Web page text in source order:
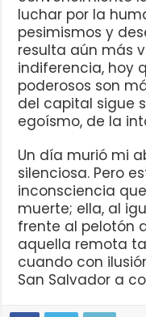
luchar por la
pesimismos y
resulta aún más
indiferencia, hoy
poderosos son
del capital sigue
egoísmo, de la
Un día murió mi
silenciosa. Pero
inconsciencia
muerte; ella, al
frente al pelotón
aquella remota
cuando con
San Salvador a